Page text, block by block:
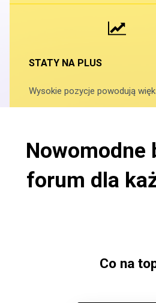
STATY NA PLUS
Wysokie pozycje powodują
Nowomodne
forum dla
Co na